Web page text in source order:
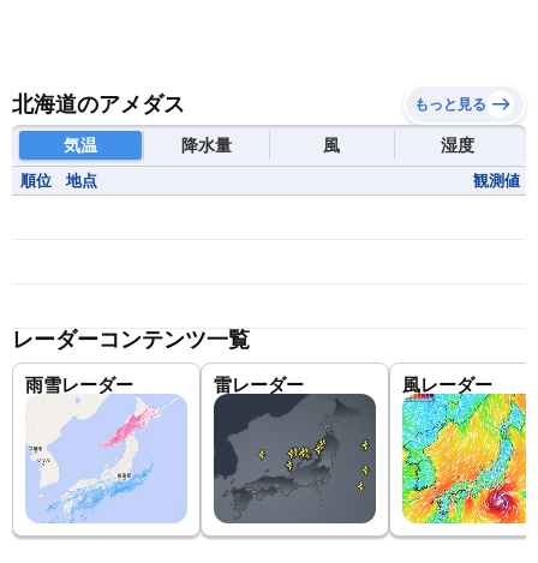
北海道のアメダス もっと見る
気温 降水量 風 湿度
順位 地点 観測値
レーダーコンテンツ一覧
雨雪レーダー 雷レーダー 風レーダー